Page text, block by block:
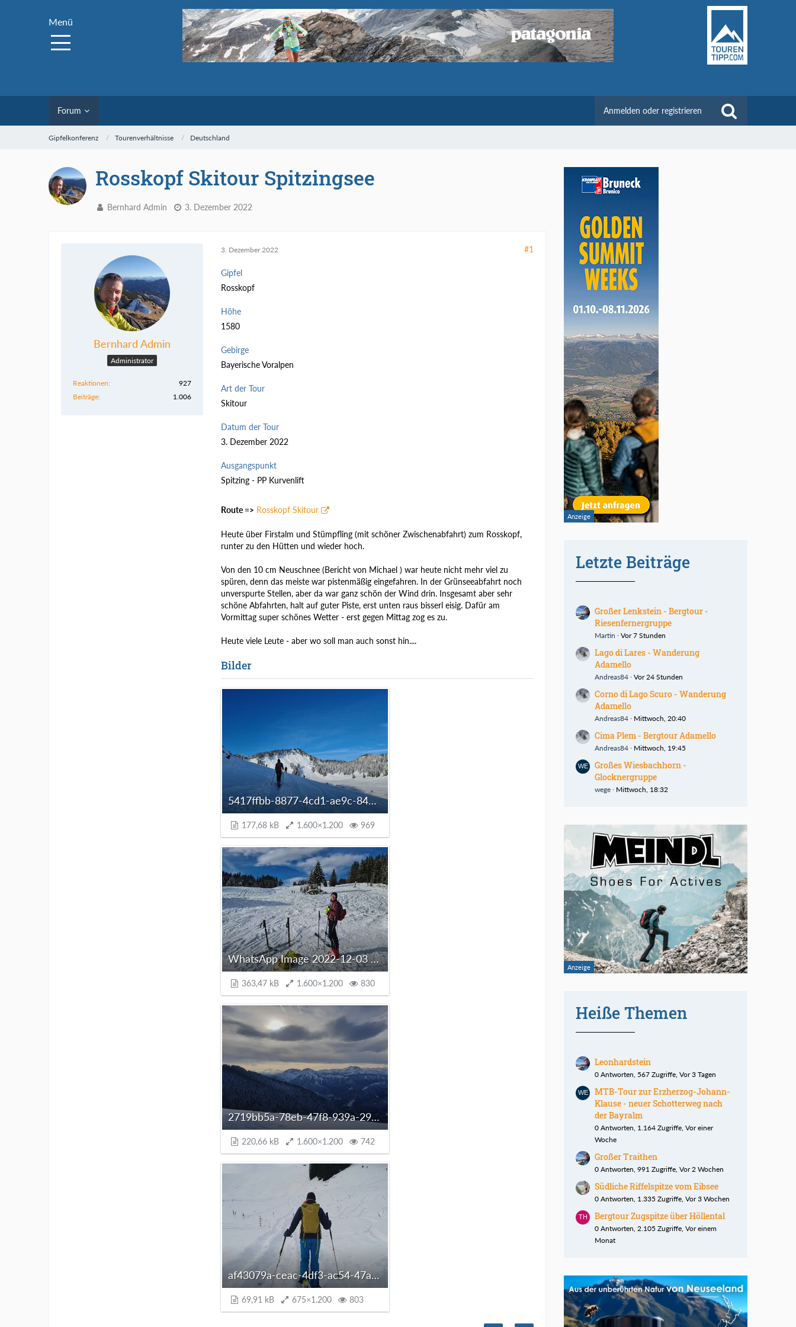
Menü
Forum Anmelden oder registrieren
Gipfelkonferenz Tourenverhältnisse Deutschland
Rosskopf Skitour Spitzingsee
Bernhard Admin 3. Dezember 2022
Bernhard Admin
Administrator
Reaktionen
927
Beiträge
1.006
3. Dezember 2022 #1
Gipfel
Rosskopf
Höhe
1580
Gebirge
Bayerische Voralpen
Art der Tour
Skitour
Datum der Tour
3. Dezember 2022
Ausgangspunkt
Spitzing - PP Kurvenlift
Route => Rosskopf Skitour
Heute über Firstalm und Stümpfling (mit schöner Zwischenabfahrt) zum Rosskopf,
runter zu den Hütten und wieder hoch.
Von den 10 cm Neuschnee (Bericht von Michael ) war heute nicht mehr viel zu
spüren, denn das meiste war pistenmäßig eingefahren. In der Grünseeabfahrt noch
unverspurte Stellen, aber da war ganz schön der Wind drin. Insgesamt aber sehr
schöne Abfahrten, halt auf guter Piste, erst unten raus bisserl eisig. Dafür am
Vormittag super schönes Wetter - erst gegen Mittag zog es zu.
Heute viele Leute - aber wo soll man auch sonst hin....
Bilder
5417ffbb-8877-4cd1-ae9c-84bade547e71_autoscaled.jpg
177,68 kB 1.600×1.200 969
WhatsApp Image 2022-12-03 at 13.28.28.jpeg
363,47 kB 1.600×1.200 830
2719bb5a-78eb-47f8-939a-2967b1eb4dcf_autoscaled.jpg
220,66 kB 1.600×1.200 742
af43079a-ceac-4df3-ac54-47a3410b1b00_autoscaled.jpg
69,91 kB 675×1.200 803
Letzte Beiträge
Großer Lenkstein - Bergtour -
Riesenfernergruppe
Martin Vor 7 Stunden
Lago di Lares - Wanderung
Adamello
Andreas84 Vor 24 Stunden
Corno di Lago Scuro - Wanderung
Adamello
Andreas84 Mittwoch, 20:40
Cima Plem - Bergtour Adamello
Andreas84 Mittwoch, 19:45
Großes Wiesbachhorn -
Glocknergruppe
wege Mittwoch, 18:32
Heiße Themen
Leonhardstein
0 Antworten, 567 Zugriffe, Vor 3 Tagen
MTB-Tour zur Erzherzog-Johann-
Klause - neuer Schotterweg nach
der Bayralm
0 Antworten, 1.164 Zugriffe, Vor einer
Woche
Großer Traithen
0 Antworten, 991 Zugriffe, Vor 2 Wochen
Südliche Riffelspitze vom Eibsee
0 Antworten, 1.335 Zugriffe, Vor 3 Wochen
Bergtour Zugspitze über Höllental
0 Antworten, 2.105 Zugriffe, Vor einem
Monat